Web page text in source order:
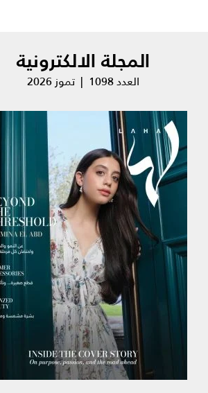
المجلة الالكترونية
العدد 1098 | تموز 2026